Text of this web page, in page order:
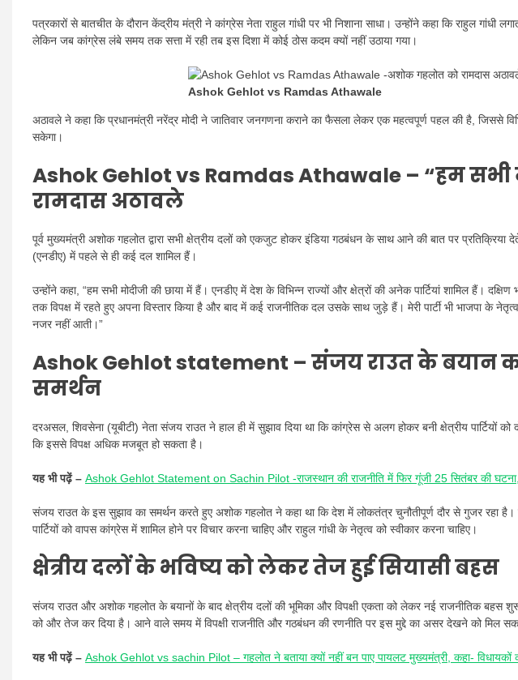
पत्रकारों से बातचीत के दौरान केंद्रीय मंत्री ने कांग्रेस नेता राहुल गांधी पर भी निशाना साधा। उन्होंने कहा कि राहुल गांधी
लेकिन जब कांग्रेस लंबे समय तक सत्ता में रही तब इस दिशा में कोई ठोस कदम क्यों नहीं उठाया गया।
Ashok Gehlot vs Ramdas Athawale
अठावले ने कहा कि प्रधानमंत्री नरेंद्र मोदी ने जातिवार जनगणना कराने का फैसला लेकर एक महत्वपूर्ण पहल की है, जिससे
सकेगा।
Ashok Gehlot vs Ramdas Athawale – “हम सभी
रामदास अठावले
पूर्व मुख्यमंत्री अशोक गहलोत द्वारा सभी क्षेत्रीय दलों को एकजुट होकर इंडिया गठबंधन के साथ आने की बात पर प्रतिक्रिया
(एनडीए) में पहले से ही कई दल शामिल हैं।
उन्होंने कहा, “हम सभी मोदीजी की छाया में हैं। एनडीए में देश के विभिन्न राज्यों और क्षेत्रों की अनेक पार्टियां शामिल हैं।
तक विपक्ष में रहते हुए अपना विस्तार किया है और बाद में कई राजनीतिक दल उसके साथ जुड़े हैं। मेरी पार्टी भी भाजपा के
नजर नहीं आती।”
Ashok Gehlot statement – संजय राउत के बयान
समर्थन
दरअसल, शिवसेना (यूबीटी) नेता संजय राउत ने हाल ही में सुझाव दिया था कि कांग्रेस से अलग होकर बनी क्षेत्रीय पार्टियों को
कि इससे विपक्ष अधिक मजबूत हो सकता है।
यह भी पढ़ें – Ashok Gehlot Statement on Sachin Pilot -राजस्थान की राजनीति में फिर गूंजी 25 सितंबर की
संजय राउत के इस सुझाव का समर्थन करते हुए अशोक गहलोत ने कहा था कि देश में लोकतंत्र चुनौतीपूर्ण दौर से गुजर रहा
पार्टियों को वापस कांग्रेस में शामिल होने पर विचार करना चाहिए और राहुल गांधी के नेतृत्व को स्वीकार करना चाहिए।
क्षेत्रीय दलों के भविष्य को लेकर तेज हुई सियासी बहस
संजय राउत और अशोक गहलोत के बयानों के बाद क्षेत्रीय दलों की भूमिका और विपक्षी एकता को लेकर नई राजनीतिक बहस
को और तेज कर दिया है। आने वाले समय में विपक्षी राजनीति और गठबंधन की रणनीति पर इस मुद्दे का असर देखने को मिल
यह भी पढ़ें – Ashok Gehlot vs sachin Pilot – गहलोत ने बताया क्यों नहीं बन पाए पायलट मुख्यमंत्री, कहा- विधायकों